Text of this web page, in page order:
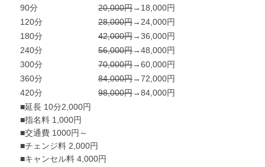
90分
20,000円→18,000円
120分
28,000円→24,000円
180分
42,000円→36,000円
240分
56,000円→48,000円
300分
70,000円→60,000円
360分
84,000円→72,000円
420分
98,000円→84,000円
■延長 10分2,000円
■指名料 1,000円
■交通費 1000円～
■チェンジ料 2,000円
■キャンセル料 4,000円